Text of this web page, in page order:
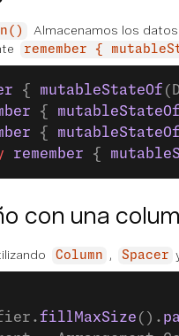
Almacenamos los
remember {
{ mutableStateOf
{ mutableStateOf
{ mutableStateOf
remember {
con una
Column , Spacer
fillMaxSize ().